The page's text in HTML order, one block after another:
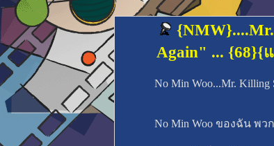
{NMW}....Mr.
Again" ... {68}{
No Min Woo...Mr. Killing
No Min Woo ของฉัน พ